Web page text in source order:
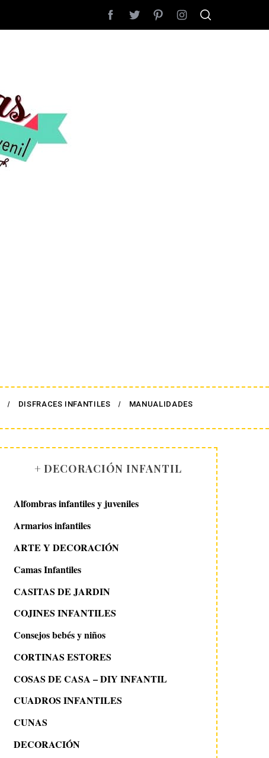
DISFRACES INFANTILES MANUALIDADES
+ DECORACIÓN INFANTIL
Alfombras infantiles y juveniles
Armarios infantiles
ARTE Y DECORACIÓN
Camas Infantiles
CASITAS DE JARDIN
COJINES INFANTILES
Consejos bebés y niños
CORTINAS ESTORES
COSAS DE CASA – DIY INFANTIL
CUADROS INFANTILES
CUNAS
DECORACIÓN